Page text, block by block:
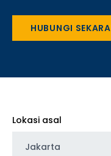
HUBUNGI
Lokasi asal
Jakarta